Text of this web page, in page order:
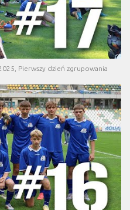
Pierwszy dzień zgrupowania